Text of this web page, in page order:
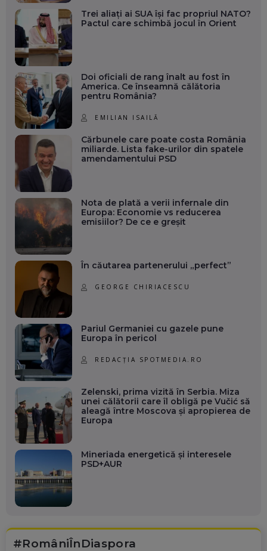
Trei aliați ai SUA își fac propriul NATO?
Pactul care schimbă jocul în Orient
Doi oficiali de rang înalt au fost în
America. Ce înseamnă călătoria
pentru România?
EMILIAN ISAILĂ
Cărbunele care poate costa România
miliarde. Lista fake-urilor din spatele
amendamentului PSD
Nota de plată a verii infernale din
Europa: Economie vs reducerea
emisiilor? De ce e greșit
În căutarea partenerului „perfect”
GEORGE CHIRIACESCU
Pariul Germaniei cu gazele pune
Europa în pericol
REDACȚIA SPOTMEDIA.RO
Zelenski, prima vizită în Serbia. Miza
unei călătorii care îl obligă pe Vučić să
aleagă între Moscova și apropierea de
Europa
Mineriada energetică și interesele
PSD+AUR
#RomâniÎnDiaspora